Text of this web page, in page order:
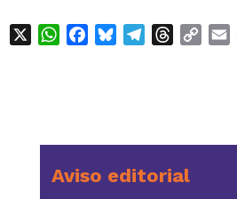
WhatsApp
FacebookBlueskyTelegramThreads
Copy
Aviso editorial